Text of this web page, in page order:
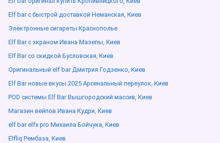
Elf bar с быстрой доставкой Неманская, Киев
Электронные сигареты Краснополье
Elf Bar с экраном Ивана Мазепы, Киев
Elf Bar со скидкой Бусловская, Киев
Оригинальный elf bar Дмитрия Годзенко, Киев
Elf Bar новые вкусы 2025 Арсенальный переулок, Киев
POD системы Elf Bar Вышгородский массив, Киев
Магазин вейпов Ивана Кудри, Киев
elf bar elfx pro Михаила Бойчука, Киев
Elfliq Рембаза, Киев